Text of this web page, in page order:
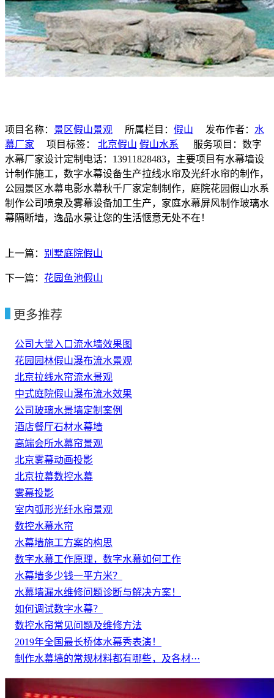
项目名称： 景区假山景观 所属栏目： 假山 发布作者： 水
幕厂家 项目标签： 北京假山 假山水系 服务项目：数字
水幕厂家设计定制电话：13911828483，主要项目有水幕墙设
计制作施工，数字水幕设备生产拉线水帘及光纤水帘的制作，
公园景区水幕电影水幕秋千厂家定制制作，庭院花园假山水系
制作公司喷泉及雾幕设备加工生产，家庭水幕屏风制作玻璃水
幕隔断墙，逸品水景让您的生活惬意无处不在！
上一篇： 别墅庭院假山
下一篇： 花园鱼池假山
更多推荐
公司大堂入口流水墙效果图
花园园林假山瀑布流水景观
北京拉线水帘流水景观
中式庭院假山瀑布流水效果
公司玻璃水景墙定制案例
酒店餐厅石材水幕墙
高端会所水幕帘景观
北京雾幕动画投影
北京拉幕数控水幕
雾幕投影
室内弧形光纤水帘景观
数控水幕水帘
水幕墙施工方案的构思
数字水幕工作原理，数字水幕如何工作
水幕墙多少钱一平方米？
水幕墙漏水维修问题诊断与解决方案！
如何调试数字水幕？
数控水帘常见问题及维修方法
2019年全国最长桥体水幕秀表演！
制作水幕墙的常规材料都有哪些，及各材···